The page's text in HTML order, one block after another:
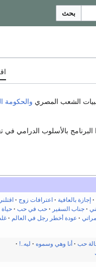
بحث
الشعب المصري والحكومة
البرنامج بالأسلوب الدرامي
إجازة بالعافية اعترافات زوج
جناب السفير حب في حب
عودة أخطر رجل في العالم
حب أنا وهي وسموه
ليه..!